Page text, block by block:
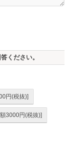
ください。
円(税抜)]
3000円(税抜)]